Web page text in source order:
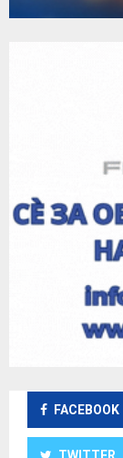
FACEBOOK
TWITTER